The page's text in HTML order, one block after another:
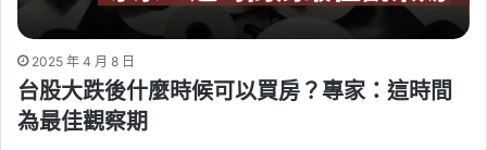
2025 年 4 月 8 日
台股大跌後什麼時候可以買房？專家：這時間
為最佳觀察期